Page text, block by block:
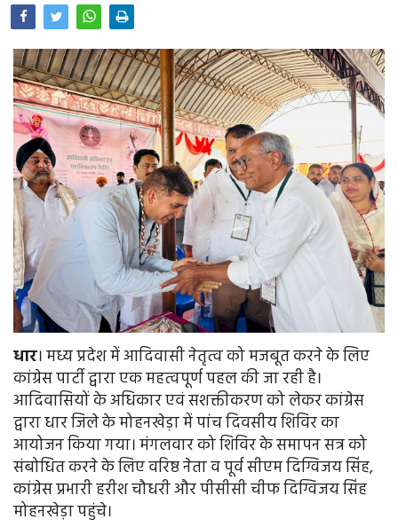
Home
धार। मध्य प्रदेश में आदिवासी नेतृत्व को मजबूत करने के लिए
कांग्रेस पार्टी द्वारा एक महत्वपूर्ण पहल की जा रही है।
आदिवासियों के अधिकार एवं सशक्तीकरण को लेकर कांग्रेस
द्वारा धार जिले के मोहनखेड़ा में पांच दिवसीय शिविर का
आयोजन किया गया। मंगलवार को शिविर के समापन सत्र को
संबोधित करने के लिए वरिष्ठ नेता व पूर्व सीएम दिग्विजय सिंह,
कांग्रेस प्रभारी हरीश चौधरी और पीसीसी चीफ दिग्विजय सिंह
मोहनखेड़ा पहुंचे।